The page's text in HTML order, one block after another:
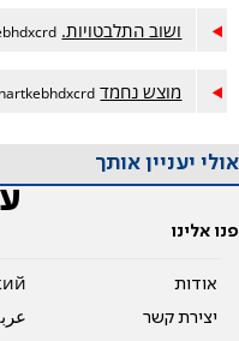
ושוב התלבטויות.
מוצש נחמד hartkebhdxcrd
אולי יעניין אותך
פנו אלינו
אודות
יצירת קשר